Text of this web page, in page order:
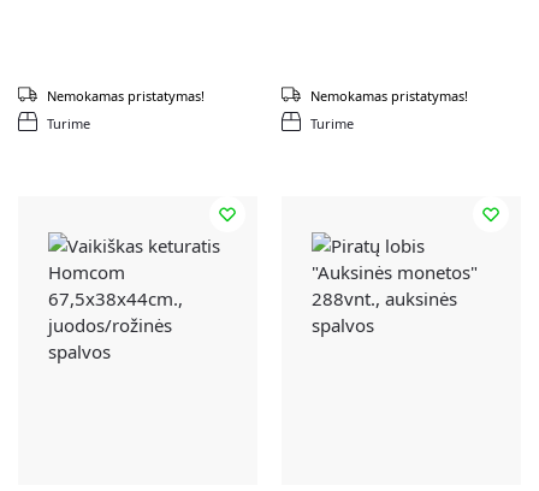
Turime
Nemokamas pristatymas!
Turime
Nemokamas pristatymas!